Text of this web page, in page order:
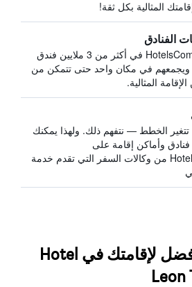
المثالية بكل ثقة!
الفنادق
يبحث HotelsCombined في أكثر من 3 ملايين فندق
ويجمعهم في مكان واحد حتى تتمكن من
المثالية.
تتغير الخطط — نتفهم ذلك. ولهذا يمكنك
وأماكن إقامة على
HotelsCombined من وكالات السفر التي تقدم خدمة
اعثر على نتائج أفضل لإقامتك في Hotel
Leon